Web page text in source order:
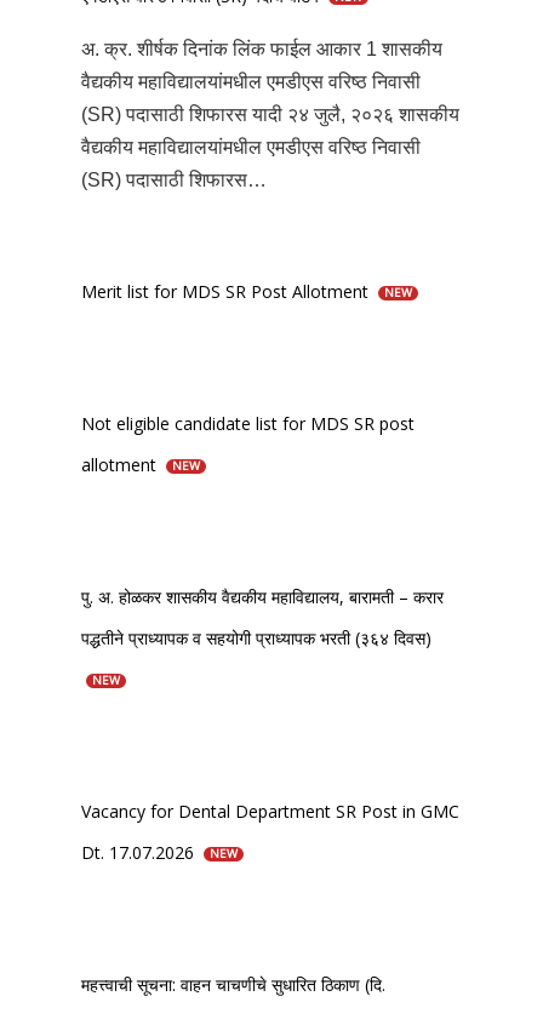
अ. क्र. शीर्षक दिनांक लिंक फाईल आकार 1 शासकीय
वैद्यकीय महाविद्यालयांमधील एमडीएस वरिष्ठ निवासी
(SR) पदासाठी शिफारस यादी २४ जुलै, २०२६ शासकीय
वैद्यकीय महाविद्यालयांमधील एमडीएस वरिष्ठ निवासी
(SR) पदासाठी शिफारस…
Merit list for MDS SR Post Allotment NEW
Not eligible candidate list for MDS SR post
allotment
NEW
पु. अ. होळकर शासकीय वैद्यकीय महाविद्यालय, बारामती – करार
पद्धतीने प्राध्यापक व सहयोगी प्राध्यापक भरती (३६४ दिवस)
NEW
Vacancy for Dental Department SR Post in GMC
Dt. 17.07.2026
NEW
महत्त्वाची सूचना: वाहन चाचणीचे सुधारित ठिकाण (दि.